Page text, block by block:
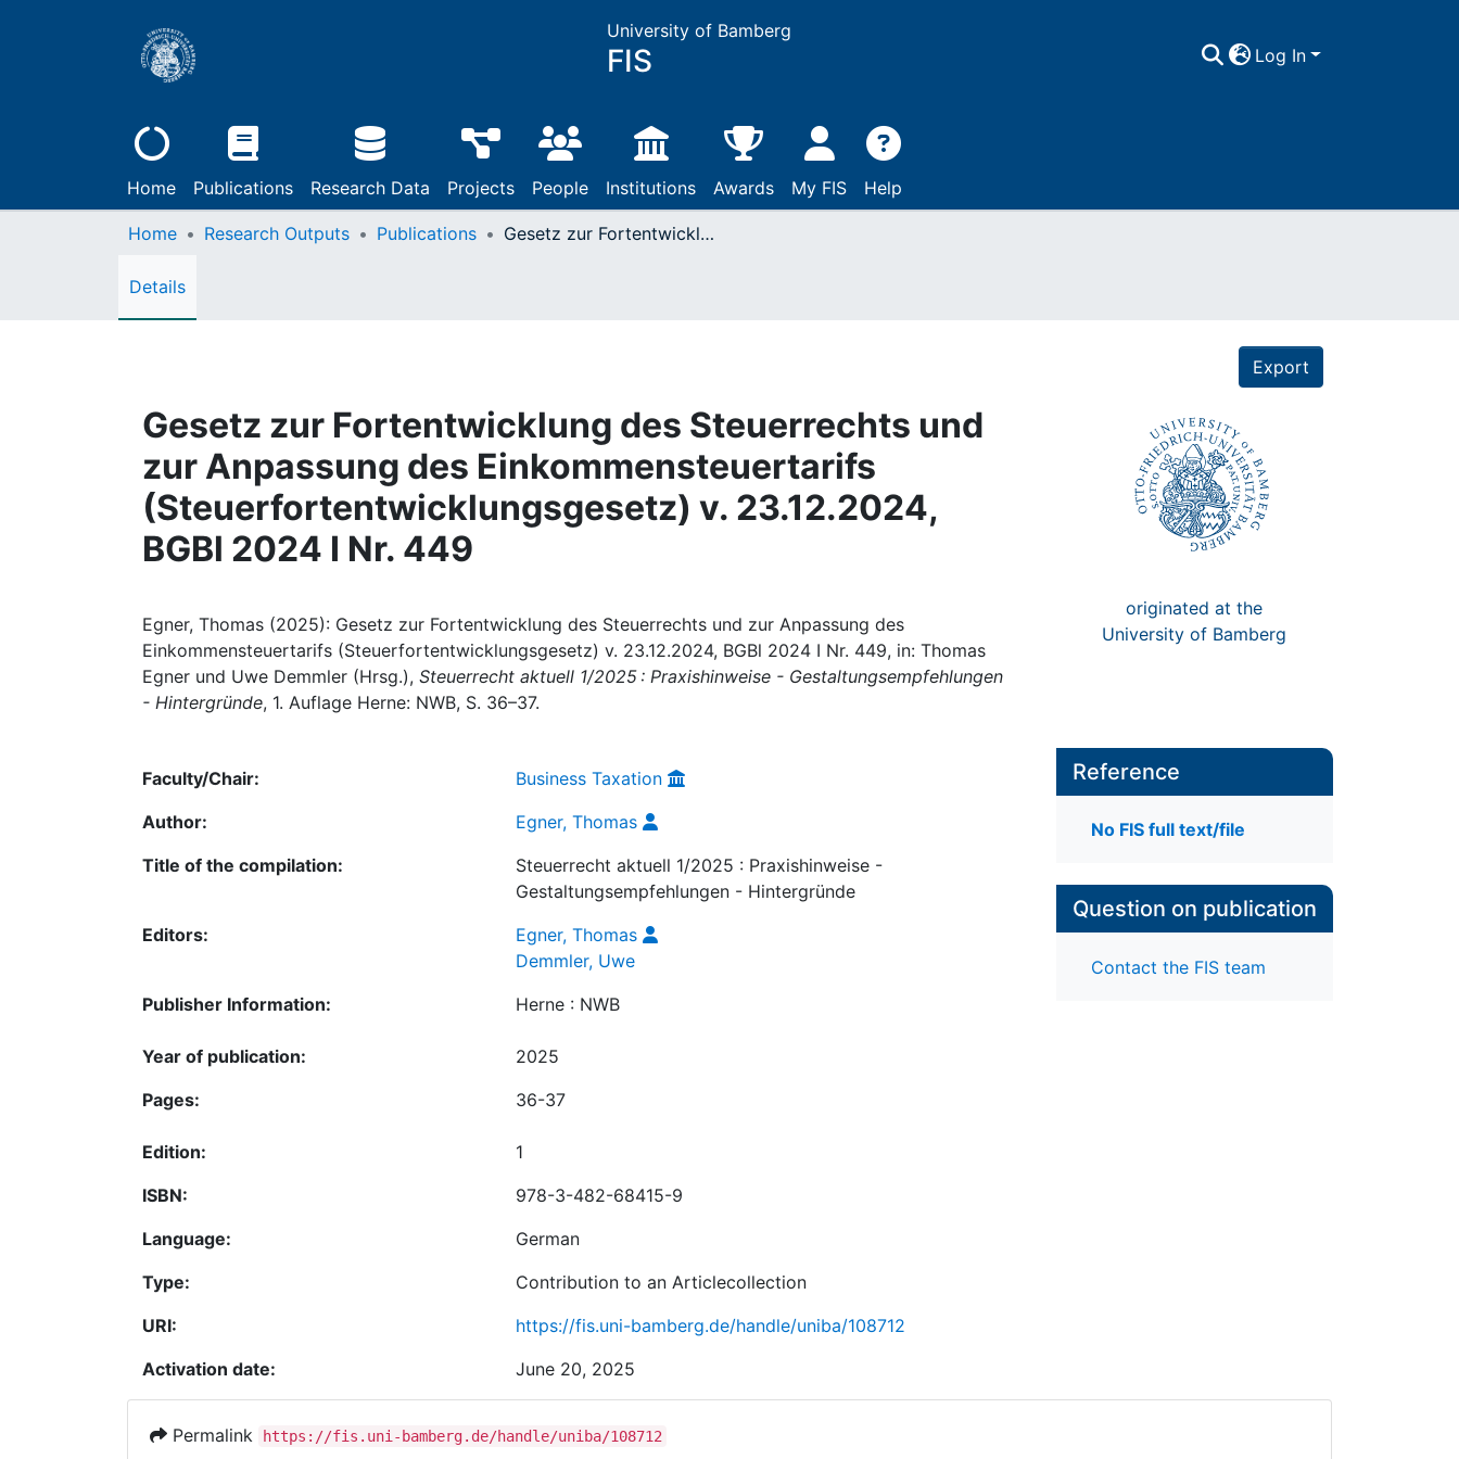
University of Bamberg
FIS Log In
Home Publications Research Data Projects People Institutions Awards My FIS Help
Home Research Outputs Publications Gesetz zur Fortentwicklung des Steuerrechts und zur Anpassung des Einkommensteuertarifs (Steuerfortentwicklungsgesetz) v. 23.12.2024, BGBl 2024 I Nr. 449
Details
Export
Gesetz zur Fortentwicklung des Steuerrechts und
zur Anpassung des Einkommensteuertarifs
(Steuerfortentwicklungsgesetz) v. 23.12.2024,
BGBl 2024 I Nr. 449
Egner, Thomas (2025): Gesetz zur Fortentwicklung des Steuerrechts und zur Anpassung des
Einkommensteuertarifs (Steuerfortentwicklungsgesetz) v. 23.12.2024, BGBl 2024 I Nr. 449, in: Thomas
Egner und Uwe Demmler (Hrsg.), Steuerrecht aktuell 1/2025 : Praxishinweise - Gestaltungsempfehlungen
- Hintergründe, 1. Auflage Herne: NWB, S. 36–37.
originated at the
University of Bamberg
Faculty/Chair:
Business Taxation
Author:
Egner, Thomas
Title of the compilation:
Steuerrecht aktuell 1/2025 : Praxishinweise -
Gestaltungsempfehlungen - Hintergründe
Editors:
Egner, Thomas
Demmler, Uwe
Publisher Information:
Herne : NWB
Year of publication:
2025
Pages:
36-37
Edition:
1
ISBN:
978-3-482-68415-9
Language:
German
Type:
Contribution to an Articlecollection
URI:
https://fis.uni-bamberg.de/handle/uniba/108712
Activation date:
June 20, 2025
Reference
No FIS full text/file
Question on publication
Contact the FIS team
Permalink https://fis.uni-bamberg.de/handle/uniba/108712